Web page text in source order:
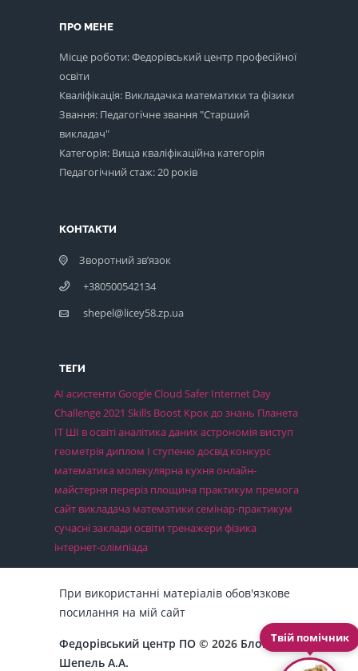
Твій помічник
ПРО МЕНЕ
Місце роботи: Федорівський центр професійної
освіти
Кваліфікація: Викладачка математики та фізики
Звання: Педагогічне звання "Старший
викладач"
Категорія: Вища кваліфікаційна категорія
Педагогічний стаж: 20 років
КОНТАКТИ
Зворотний зв’язок
+380500542134
shepel@licey58.zp.ua
ТЕГИ
AI асистенти Google Cloud Safer Internet Day
Challenge 2021 Skills Boost Крок до знань Планета
ІТ ШІ в освітіаналітика данихастрономія виступ
геометрія диплом І ступеню досвід конкурс
математика молекулярна кухня онлайн-
майстерня переріз площина практикум премога
сайт викладача математики семінар-практикум
сучасні заклади освіти тренажери фізика
інтернет-олімпіада
При використанні матеріалів обов'язкове
посилання на мій сайт
Федорівський центр ПО © 2026 Блог
Шепель А.А.